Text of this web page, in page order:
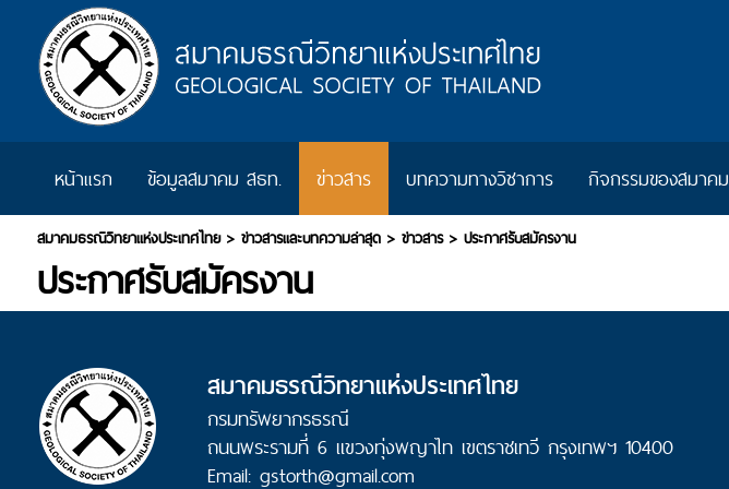
หน้าแรก ข้อมูลสมาคม สธท. ข่าวสาร บทความทางวิชาการ กิจกรรมของสมาคม
สมาคมธรณีวิทยาแห่งประเทศไทย> ข่าวสารและบทความล่าสุด> ข่าวสาร> ประกาศรับสมัครงาน
ประกาศรับสมัครงาน
สมาคมธรณีวิทยาแห่งประเทศไทย
กรมทรัพยากรธรณี
ถนนพระรามที่ 6 แขวงทุ่งพญาไท เขตราชเทวี กรุงเทพฯ 10400
Email: gstorth@gmail.com